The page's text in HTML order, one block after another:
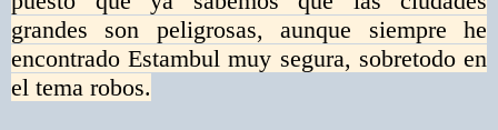
grandes son peligrosas, aunque siempre he
encontrado Estambul muy segura, sobretodo en
el tema robos.